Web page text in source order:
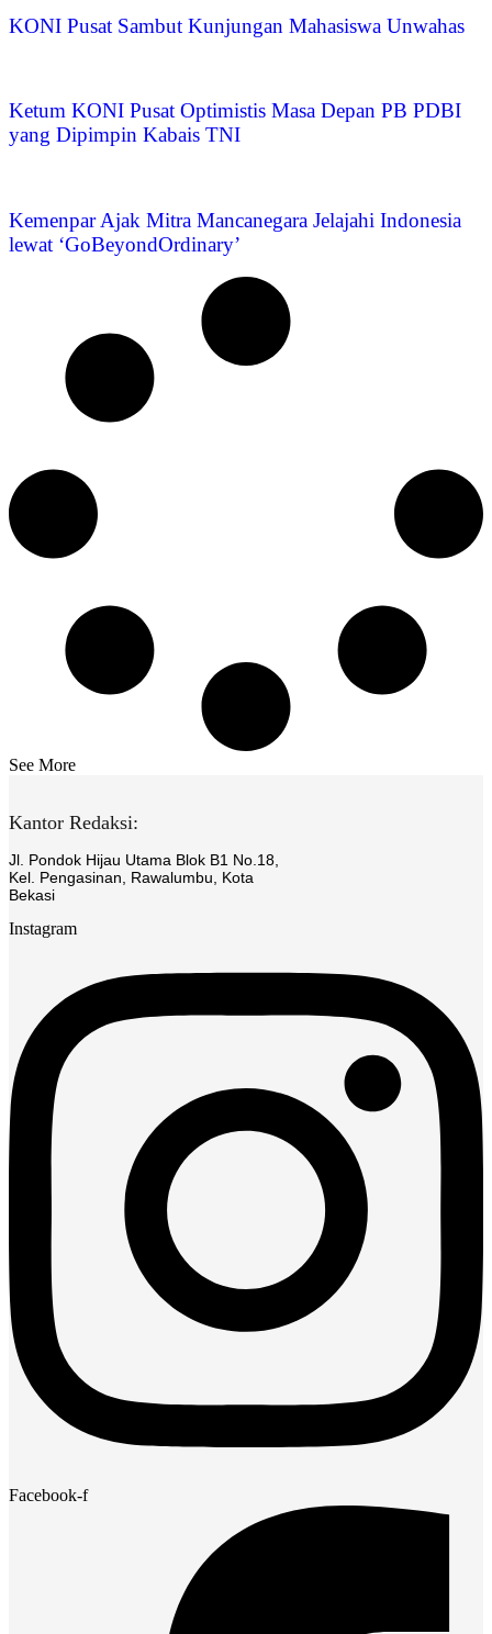
KONI Pusat Sambut Kunjungan Mahasiswa Unwahas
Ketum KONI Pusat Optimistis Masa Depan PB PDBI
yang Dipimpin Kabais TNI
Kemenpar Ajak Mitra Mancanegara Jelajahi Indonesia
lewat ‘GoBeyondOrdinary’
See More
Kantor Redaksi:
Jl. Pondok Hijau Utama Blok B1 No.18,
Kel. Pengasinan, Rawalumbu, Kota
Bekasi
Instagram
Facebook-f